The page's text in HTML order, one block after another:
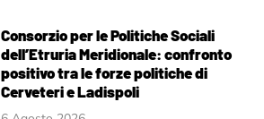
Consorzio per le Politiche Sociali
dell’Etruria Meridionale: confronto
positivo tra le forze politiche di
Cerveteri e Ladispoli